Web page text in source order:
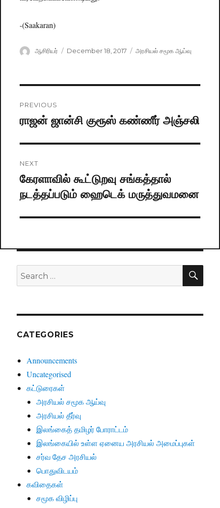
-(Saakaran)
Author
ஆசிரியர்
Posted
December 18, 2017 Categories
அரசியல் சமூக ஆய்வு
navigation
PREVIOUS
Previous
ராஜன் ஜான்சி குரூஸ் கண்ணீர் அஞ்சலி
NEXT
Next
post:
கேரளாவில் கூட்டுறவு சங்கத்தால்
நடத்தப்படும் ஹைடெக் மருத்துவமனை
Search
for:
CATEGORIES
Announcements
Uncategorised
கட்டுரைகள்
அரசியல் சமூக ஆய்வு
அரசியல் தீர்வு
இலங்கைத் தமிழர் போராட்டம்
இலங்கையில் உள்ள ஏனைய அரசியல் அமைப்புகள்
சர்வ தேச அரசியல்
பொதுவிடயம்
கவிதைகள்
சமூக விழிப்பு